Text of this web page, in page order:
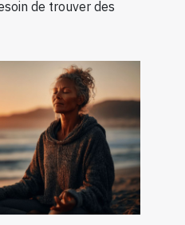
de trouver des